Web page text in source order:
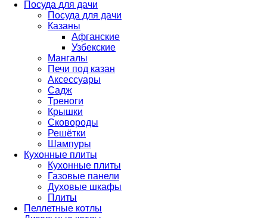
Посуда для дачи
Посуда для дачи
Казаны
Афганские
Узбекские
Мангалы
Печи под казан
Аксессуары
Садж
Треноги
Крышки
Сковороды
Решётки
Шампуры
Кухонные плиты
Кухонные плиты
Газовые панели
Духовые шкафы
Плиты
Пеллетные котлы